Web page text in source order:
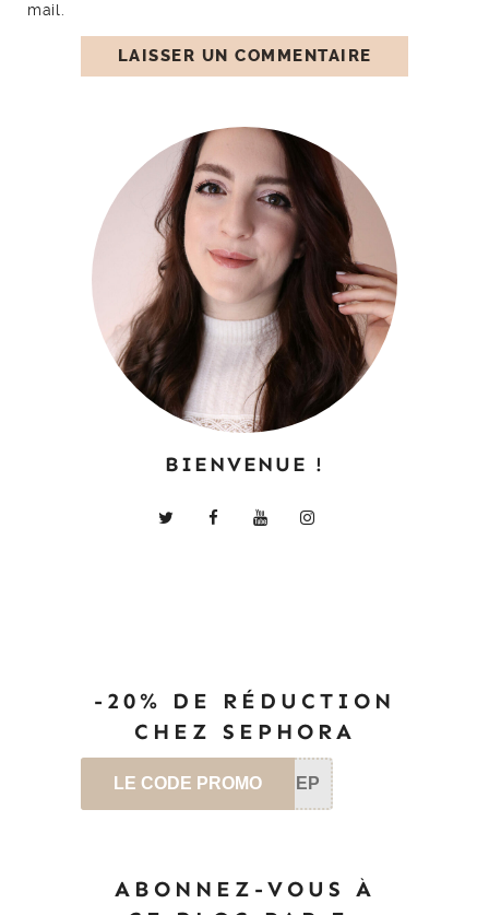
mail.
BIENVENUE !
-20% DE RÉDUCTION
CHEZ SEPHORA
LE CODE PROMO SEP
ABONNEZ-VOUS À